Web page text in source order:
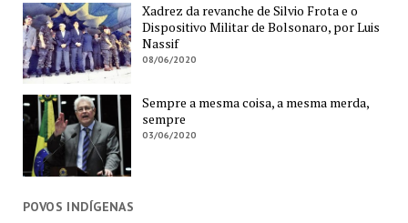
Xadrez da revanche de Silvio Frota e o
Dispositivo Militar de Bolsonaro, por Luis
Nassif
08/06/2020
Sempre a mesma coisa, a mesma merda,
sempre
03/06/2020
POVOS INDÍGENAS